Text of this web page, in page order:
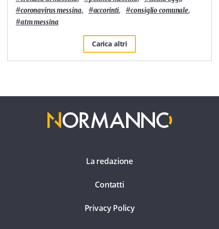
#coronavirus messina, #accorinti, #consiglio comunale,
#atm messina
Carica altri
La redazione
Contatti
Privacy Policy